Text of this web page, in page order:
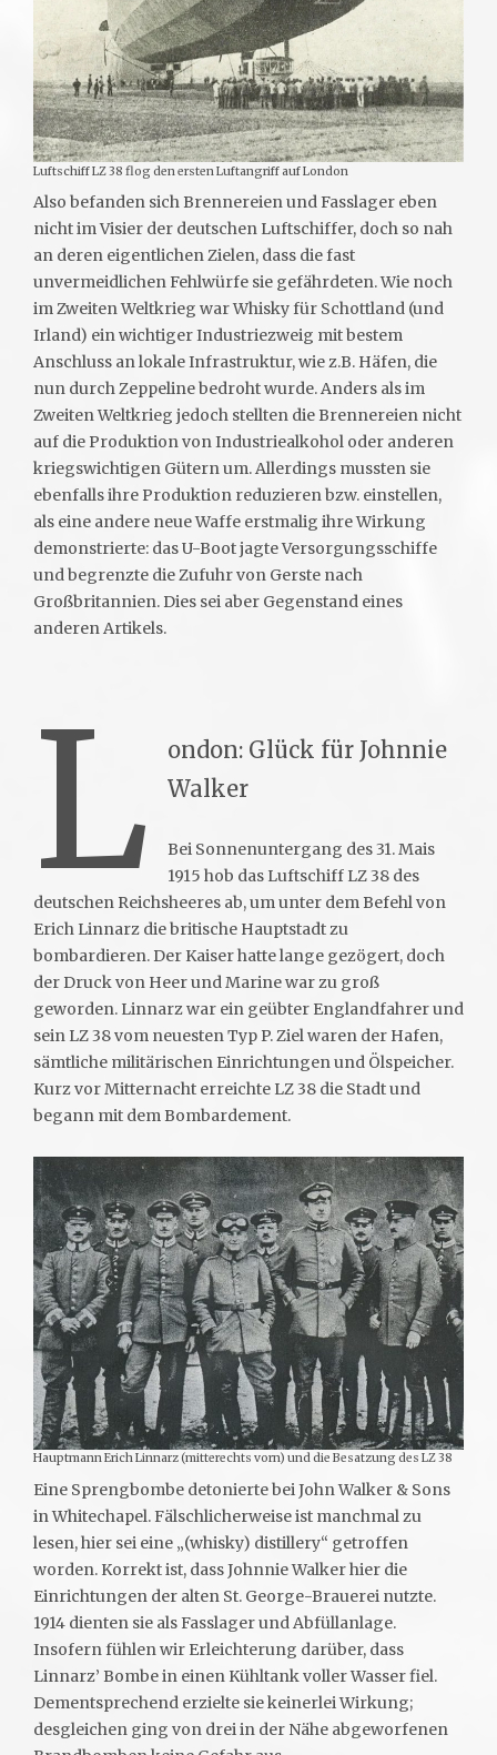
Luftschiff LZ 38 flog den ersten Luftangriff auf London
Also befanden sich Brennereien und Fasslager eben
nicht im Visier der deutschen Luftschiffer, doch so nah
an deren eigentlichen Zielen, dass die fast
unvermeidlichen Fehlwürfe sie gefährdeten. Wie noch
im Zweiten Weltkrieg war Whisky für Schottland (und
Irland) ein wichtiger Industriezweig mit bestem
Anschluss an lokale Infrastruktur, wie z.B. Häfen, die
nun durch Zeppeline bedroht wurde. Anders als im
Zweiten Weltkrieg jedoch stellten die Brennereien nicht
auf die Produktion von Industriealkohol oder anderen
kriegswichtigen Gütern um. Allerdings mussten sie
ebenfalls ihre Produktion reduzieren bzw. einstellen,
als eine andere neue Waffe erstmalig ihre Wirkung
demonstrierte: das U-Boot jagte Versorgungsschiffe
und begrenzte die Zufuhr von Gerste nach
Großbritannien. Dies sei aber Gegenstand eines
anderen Artikels.
L
ondon: Glück für Johnnie
Walker
Bei Sonnenuntergang des 31. Mais
1915 hob das Luftschiff LZ 38 des
deutschen Reichsheeres ab, um unter dem Befehl von
Erich Linnarz die britische Hauptstadt zu
bombardieren. Der Kaiser hatte lange gezögert, doch
der Druck von Heer und Marine war zu groß
geworden. Linnarz war ein geübter Englandfahrer und
sein LZ 38 vom neuesten Typ P. Ziel waren der Hafen,
sämtliche militärischen Einrichtungen und Ölspeicher.
Kurz vor Mitternacht erreichte LZ 38 die Stadt und
begann mit dem Bombardement.
Hauptmann Erich Linnarz (mitterechts vorn) und die Besatzung des LZ 38
Eine Sprengbombe detonierte bei John Walker & Sons
in Whitechapel. Fälschlicherweise ist manchmal zu
lesen, hier sei eine „(whisky) distillery“ getroffen
worden. Korrekt ist, dass Johnnie Walker hier die
Einrichtungen der alten St. George-Brauerei nutzte.
1914 dienten sie als Fasslager und Abfüllanlage.
Insofern fühlen wir Erleichterung darüber, dass
Linnarz’ Bombe in einen Kühltank voller Wasser fiel.
Dementsprechend erzielte sie keinerlei Wirkung;
desgleichen ging von drei in der Nähe abgeworfenen